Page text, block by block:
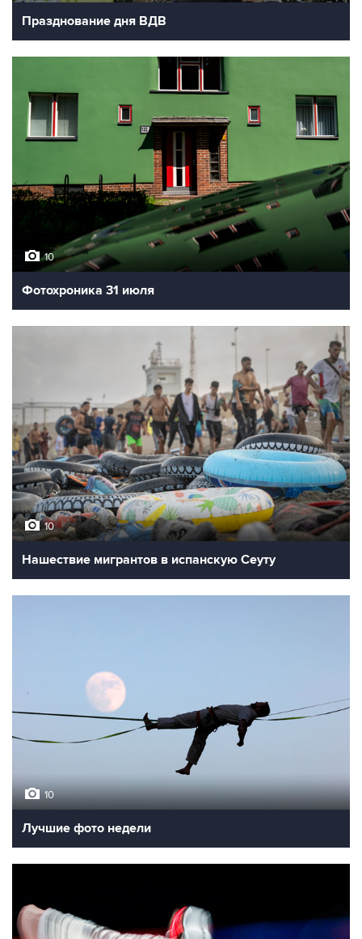
Празднование дня ВДВ
10
Фотохроника 31 июля
10
Нашествие мигрантов в испанскую Сеуту
10
Лучшие фото недели